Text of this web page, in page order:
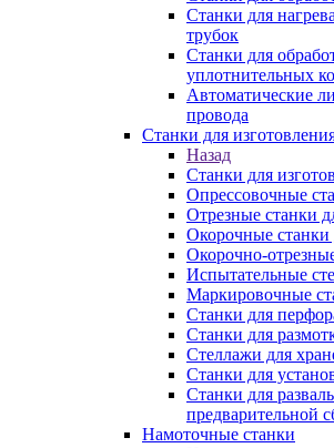
Станки для
трубок
Станки для
уплотнительных
Автоматические
провода
Станки для
Назад
Станки для
Опрессовочные
Отрезные станки
Окорочные
Окорочно-
Испытательные
Маркировочные
Станки для
Станки для
Стеллажи для
Станки для
Станки для
предварительной
Намоточные станки